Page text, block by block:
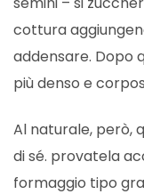
cottura
addensare. Dopo
più denso e
Al naturale, però,
di sé. provatela
formaggio tipo